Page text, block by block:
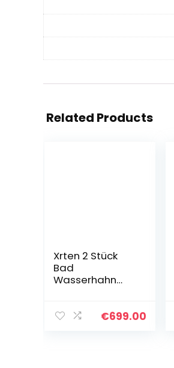
Related Products
Xrten 2 Stück
Bad
Wasserhahn
Hand-waschen
€699.00